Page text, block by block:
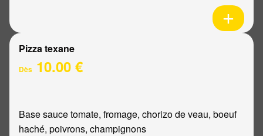
Pizza texane
Dès 10.00 €
Base sauce tomate, fromage, chorizo de veau, boeuf
haché, poivrons, champignons